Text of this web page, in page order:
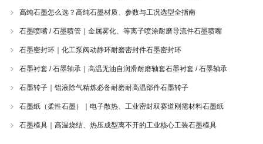
高纯石墨怎么选？高纯石墨材质、参数与工况选型全指南
石墨喷嘴 / 石墨喷管｜金属雾化、等离子喷涂耐磨导流件石墨喷嘴
石墨密封环｜化工泵阀动静环耐磨密封件石墨密封环
石墨衬套 / 石墨轴承｜高温无油自润滑耐磨轴套石墨衬套 / 石墨轴承
石墨转子｜铝液除气精炼必备耐磨耐高温部件石墨转子
石墨纸（柔性石墨）｜电子散热、工业密封双赛道刚需材料石墨纸
石墨模具｜高温烧结、热压成型离不开的工业核心工装石墨模具